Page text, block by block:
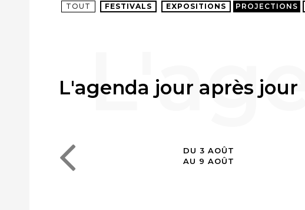
TOUT FESTIVALS EXPOSITIONS PROJECTIONS
L'agenda jour après jour
DU 3 AOÛT
AU 9 AOÛT